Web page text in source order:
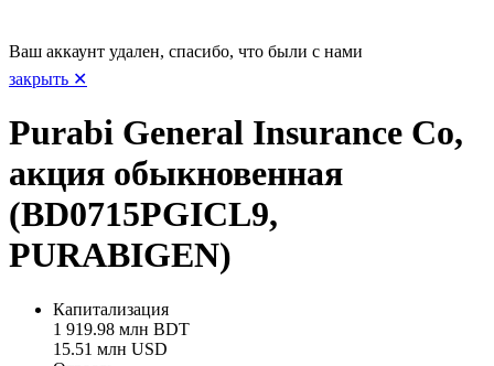
Ваш аккаунт удален, спасибо, что были с нами
закрыть ✕
Purabi General Insurance Co,
акция обыкновенная
(BD0715PGICL9,
PURABIGEN)
Капитализация
1 919.98 млн BDT
15.51 млн USD